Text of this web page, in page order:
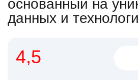
основанный на
данных и
4,5